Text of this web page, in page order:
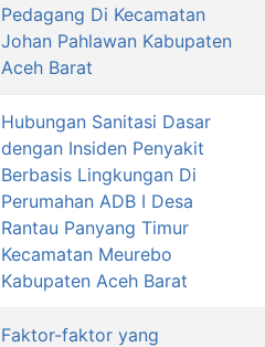
Pedagang Di Kecamatan
Johan Pahlawan Kabupaten
Aceh Barat
Hubungan Sanitasi Dasar
dengan Insiden Penyakit
Berbasis Lingkungan Di
Perumahan ADB I Desa
Rantau Panyang Timur
Kecamatan Meurebo
Kabupaten Aceh Barat
Faktor-faktor yang